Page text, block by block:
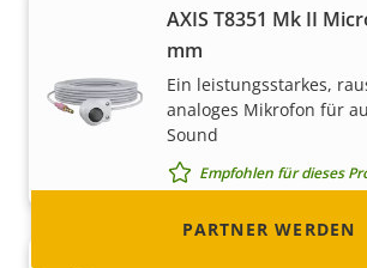
AXIS T8351 Mk II
mm
Ein leistungsstarkes,
analoges Mikrofon für
Sound
Empfohlen für dieses
Sind Sie Wiederverkäufer,
Systemintegrator oder
Partner sind in fast allen
ansässig. Erfahren Sie, wie Sie
werden können!
PARTNER WERDEN